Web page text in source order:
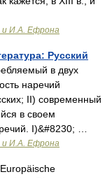
и И.А. Ефрона
Русский
в двух
наречий
II) современный
в своем
I)&#8230; …
и И.А. Ефрона